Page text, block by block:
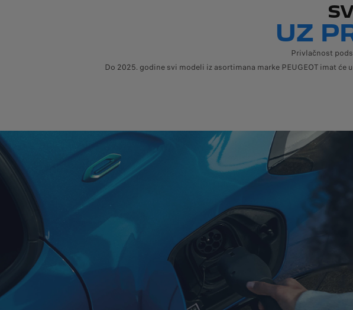
UZ
Privlačnost
Do 2025. godine svi modeli iz asortimana marke PEUGEOT imat
VRSTI MOBILNOSTI
Oni koji odaberu
iz oba svijeta. U
pogon. Međutim na
motora s unutrašnjim